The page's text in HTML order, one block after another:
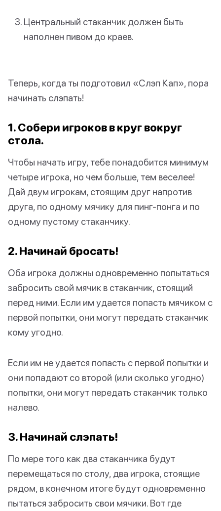
Центральный стаканчик должен быть
наполнен пивом до краев.
Теперь, когда ты подготовил «Слэп Кап», пора
начинать слэпать!
1. Собери игроков в круг вокруг
стола.
Чтобы начать игру, тебе понадобится минимум
четыре игрока, но чем больше, тем веселее!
Дай двум игрокам, стоящим друг напротив
друга, по одному мячику для пинг-понга и по
одному пустому стаканчику.
2. Начинай бросать!
Оба игрока должны одновременно попытаться
забросить свой мячик в стаканчик, стоящий
перед ними. Если им удается попасть мячиком с
первой попытки, они могут передать стаканчик
кому угодно.
Если им не удается попасть с первой попытки и
они попадают со второй (или сколько угодно)
попытки, они могут передать стаканчик только
налево.
3. Начинай слэпать!
По мере того как два стаканчика будут
перемещаться по столу, два игрока, стоящие
рядом, в конечном итоге будут одновременно
пытаться забросить свои мячики. Вот где